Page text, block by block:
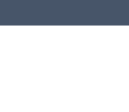
| 22 a 24 Maio